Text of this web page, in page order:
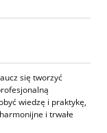
się tworzyć
wiedzę i praktykę,
i trwałe